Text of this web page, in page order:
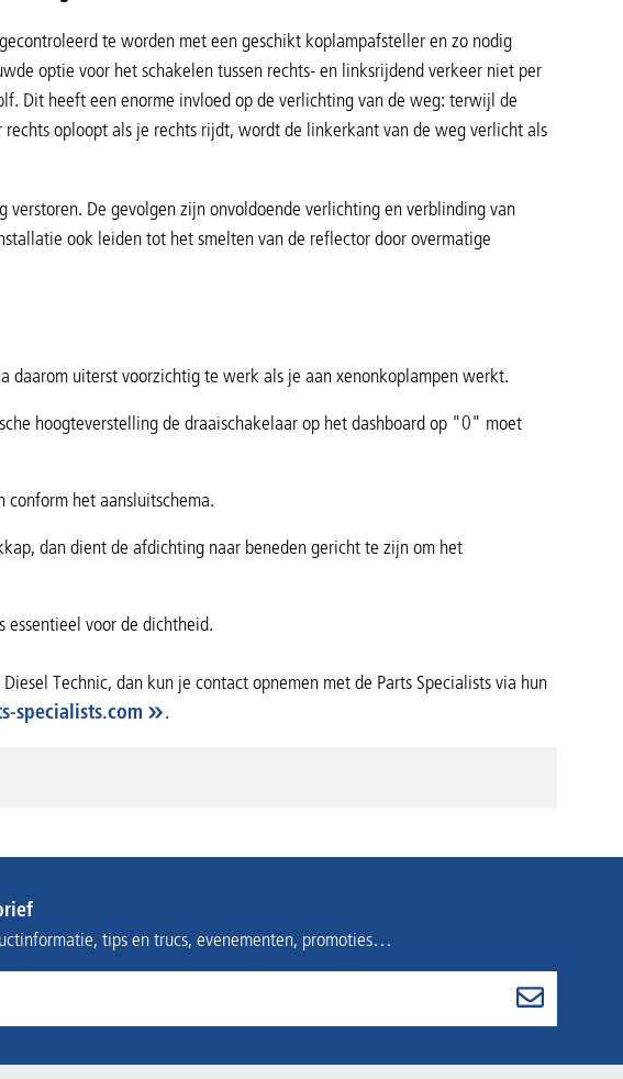
te worden met een geschikt koplampafsteller en zo nodig
optie voor het schakelen tussen rechts- en linksrijdend verkeer niet per
Dit heeft een enorme invloed op de verlichting van de weg: terwijl de
oploopt als je rechts rijdt, wordt de linkerkant van de weg verlicht als
De gevolgen zijn onvoldoende verlichting en verblinding van
ook leiden tot het smelten van de reflector door overmatige
daarom uiterst voorzichtig te werk als je aan xenonkoplampen werkt.
hoogteverstelling de draaischakelaar op het dashboard op "0" moet
het aansluitschema.
dan dient de afdichting naar beneden gericht te zijn om het
voor de dichtheid.
Technic, dan kun je contact opnemen met de Parts Specialists via hun
specialists.com .
tips en trucs, evenementen, promoties…